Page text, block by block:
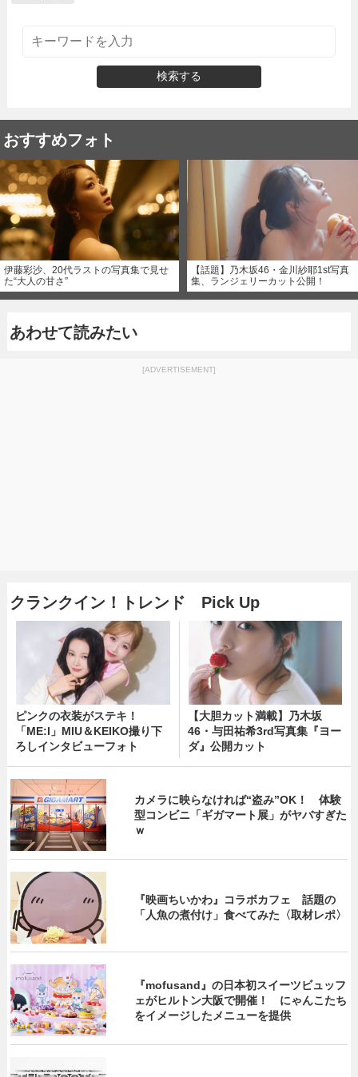
検索する
おすすめフォト
伊藤彩沙、20代ラストの写真集で見せ
た“大人の甘さ”
【話題】乃木坂46・金川紗耶1st写真
集、ランジェリーカット公開！
あわせて読みたい
[ADVERTISEMENT]
クランクイン！トレンド Pick Up
ピンクの衣装がステキ！
「ME:I」MIU＆KEIKO撮り下
ろしインタビューフォト
【大胆カット満載】乃木坂
46・与田祐希3rd写真集『ヨー
ダ』公開カット
カメラに映らなければ“盗み”OK！ 体験
型コンビニ「ギガマート展」がヤバすぎた
ｗ
『映画ちいかわ』コラボカフェ 話題の
「人魚の煮付け」食べてみた〈取材レポ〉
『mofusand』の日本初スイーツビュッフ
ェがヒルトン大阪で開催！ にゃんこたち
をイメージしたメニューを提供